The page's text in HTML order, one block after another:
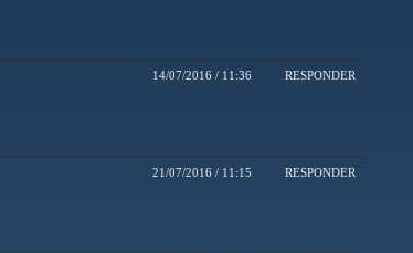
14/07/2016 / 11:36 RESPONDER
21/07/2016 / 11:15 RESPONDER